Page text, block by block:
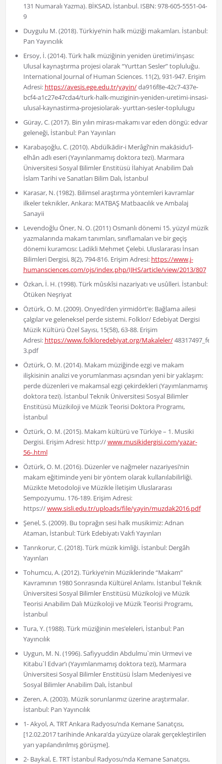
131 Numaralı Yazma). BİKSAD, İstanbul. ISBN: 978-605-5551-04-
9
Duygulu M. (2018). Türkiye’nin halk müziği makamları. İstanbul:
Pan Yayıncılık
Ersoy, İ. (2014). Türk halk müziğinin yeniden üretimi/inşası:
Ulusal kaynaştırma projesi olarak “Yurttan Sesler” topluluğu.
International Journal of Human Sciences. 11(2), 931-947. Erişim
Adresi: https://avesis.ege.edu.tr/yayin/da916f8e-42c7-437e-
bcf4-a1c27e47cda4/turk-halk-muziginin-yeniden-uretimi-insasi-
ulusal-kaynastirma-projesiolarak- yurttan-sesler-toplulugu
Güray, C. (2017). Bin yılın mirası-makamı var eden döngü: edvar
geleneği, İstanbul: Pan Yayınları
Karabaşoğlu, C. (2010). Abdülkādir-i Merâgî’nin makāsidu’l-
elhân adlı eseri (Yayınlanmamış doktora tezi). Marmara
Üniversitesi Sosyal Bilimler Enstitüsü İlahiyat Anabilim Dalı
İslam Tarihi ve Sanatları Bilim Dalı, İstanbul
Karasar, N. (1982). Bilimsel araştırma yöntemleri kavramlar
ilkeler teknikler, Ankara: MATBAŞ Matbaacılık ve Ambalaj
Sanayii
Levendoğlu Öner, N. O. (2011) Osmanlı dönemi 15. yüzyıl müzik
yazmalarında makam tanımları, sınıflamaları ve bir geçiş
dönemi kuramcısı: Ladikli Mehmet Çelebi. Uluslararası İnsan
Bilimleri Dergisi, 8(2), 794-816. Erişim Adresi: https://www.j-
humansciences.com/ojs/index.php/IJHS/article/view/2013/807
Özkan, İ. H. (1998). Türk mûsıkîsi nazariyatı ve usûlleri. İstanbul:
Ötüken Neşriyat
Öztürk, O. M. (2009). Onyedi’den yirmidört’e: Bağlama ailesi
çalgılar ve geleneksel perde sistemi. Folklor/ Edebiyat Dergisi
Müzik Kültürü Özel Sayısı, 15(58), 63-88. Erişim
Adresi: https://www.folkloredebiyat.org/Makaleler/48317497_fe58-
3.pdf
Öztürk, O. M. (2014). Makam müziğinde ezgi ve makam
ilişkisinin analizi ve yorumlanması açısından yeni bir yaklaşım:
perde düzenleri ve makamsal ezgi çekirdekleri (Yayımlanmamış
doktora tezi). İstanbul Teknik Üniversitesi Sosyal Bilimler
Enstitüsü Müzikiloji ve Müzik Teorisi Doktora Programı,
İstanbul
Öztürk, O. M. (2015). Makam kültürü ve Türkiye – 1. Musiki
Dergisi. Erişim Adresi: http://www.musikidergisi.com/yazar-
56-.html
Öztürk, O. M. (2016). Düzenler ve nağmeler nazariyesi’nin
makam eğitiminde yeni bir yöntem olarak kullanılabilirliği.
Müzikte Metodoloji ve Müzikle İletişim Uluslararası
Sempozyumu. 176-189. Erişim Adresi:
https://www.sisli.edu.tr/uploads/file/yayin/muzdak2016.pdf
Şenel, S. (2009). Bu toprağın sesi halk musikimiz: Adnan
Ataman, İstanbul: Türk Edebiyatı Vakfı Yayınları
Tanrıkorur, C. (2018). Türk müzik kimliği. İstanbul: Dergâh
Yayınları
Tohumcu, A. (2012). Türkiye’nin Müziklerinde “Makam”
Kavramının 1980 Sonrasında Kültürel Anlamı. İstanbul Teknik
Üniversitesi Sosyal Bilimler Enstitüsü Müzikoloji ve Müzik
Teorisi Anabilim Dalı Müzikoloji ve Müzik Teorisi Programı,
İstanbul
Tura, Y. (1988). Türk müziğinin mes’eleleri, İstanbul: Pan
Yayıncılık
Uygun, M. N. (1996). Safiyyuddin Abdulmu`min Urmevi ve
Kitabu`l Edvar’ı (Yayımlanmamış doktora tezi), Marmara
Üniversitesi Sosyal Bilimler Enstitüsü İslam Medeniyesi ve
Sosyal Bilimler Anabilim Dalı, İstanbul
Zeren, A. (2003). Müzik sorunlarımız üzerine araştırmalar.
İstanbul: Pan Yayıncılık
1- Akyol, A. TRT Ankara Radyosu’nda Kemane Sanatçısı,
[12.02.2017 tarihinde Ankara’da yüzyüze olarak gerçekleştirilen
yarı yapılandırılmış görüşme].
2- Baykal, E. TRT İstanbul Radyosu’nda Kemane Sanatçısı,